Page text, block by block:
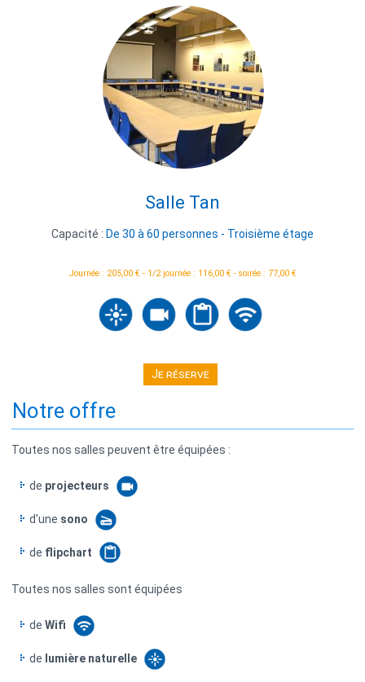
Salle Tan
Capacité : De 30 à 60 personnes - Troisième étage
Journée : 205,00 € - 1/2 journée : 116,00 € - soirée : 77,00 €
Je réserve
Notre offre
Toutes nos salles peuvent être équipées :
de projecteurs
d'une sono
de flipchart
Toutes nos salles sont équipées
deWifi
de lumière naturelle